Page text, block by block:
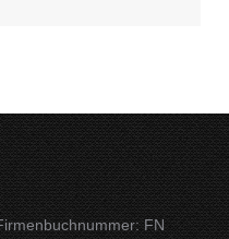
FN